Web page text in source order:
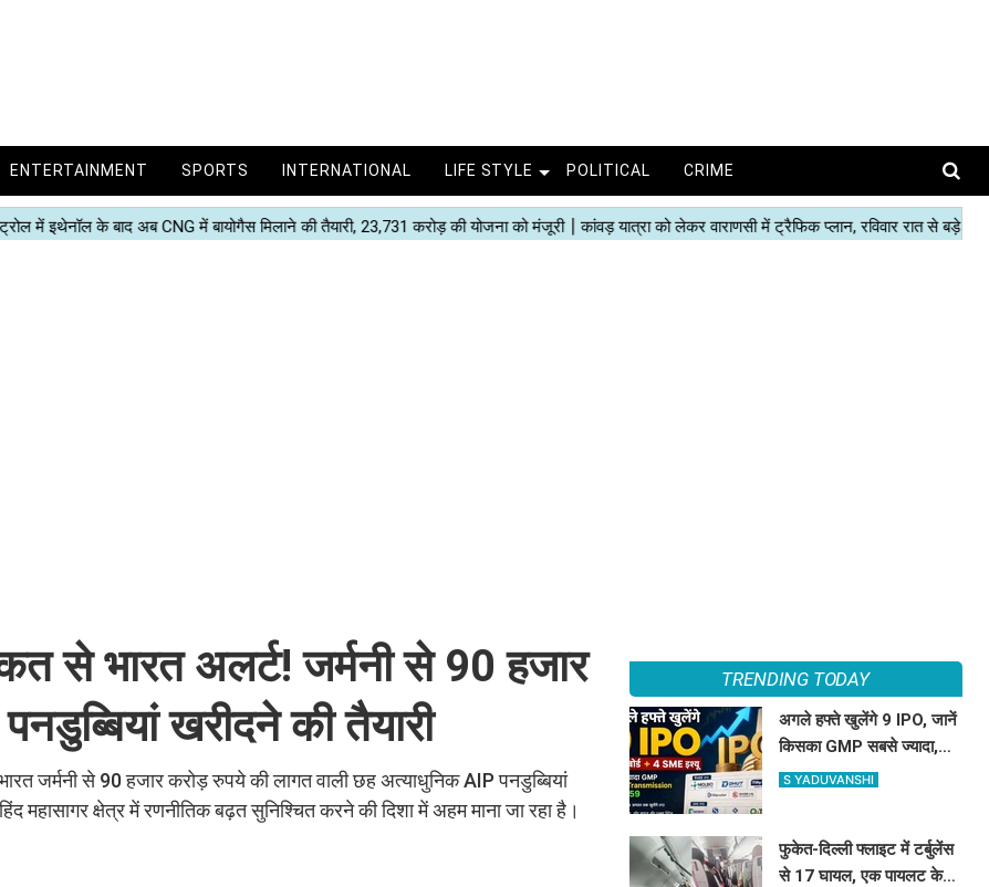
ENTERTAINMENT SPORTS INTERNATIONAL LIFE STYLE POLITICAL CRIME
से भारत अलर्ट! जर्मनी से 90 हजार
खरीदने की तैयारी
जर्मनी से 90 हजार करोड़ रुपये की लागत वाली छह अत्याधुनिक AIP पनडुब्बियां
महासागर क्षेत्र में रणनीतिक बढ़त सुनिश्चित करने की दिशा में अहम माना जा रहा है।
TRENDING TODAY
अगले हफ्ते खुलेंगे 9 IPO, जानें
किसका GMP सबसे ज्यादा,
प्राइस, लॉट और तारीख
S YADUVANSHI
फुकेत-दिल्ली फ्लाइट में टर्बुलेंस
से 17 घायल, एक पायलट के